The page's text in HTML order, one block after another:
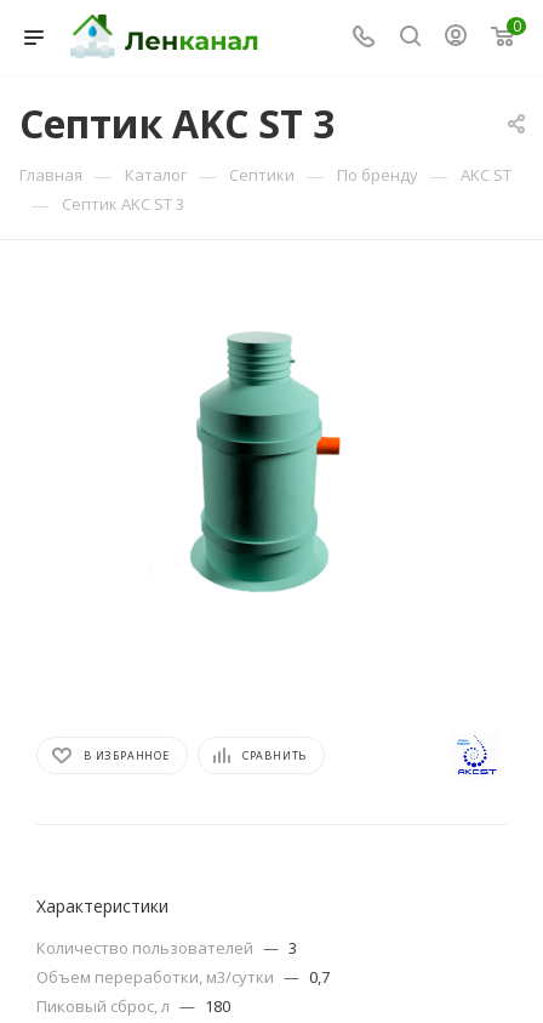
0
Септик AKC ST 3
Главная — Каталог — Септики — По бренду — AKC ST
— Септик AKC ST 3
В ИЗБРАННОЕ СРАВНИТЬ
Характеристики
Количество пользователей — 3
Объем переработки, м3/сутки — 0,7
Пиковый сброс, л — 180
Онлайн — отвечаем моментально